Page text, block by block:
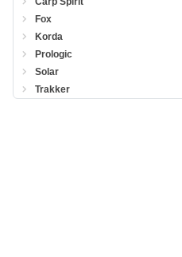
Fox
Korda
Prologic
Solar
Trakker